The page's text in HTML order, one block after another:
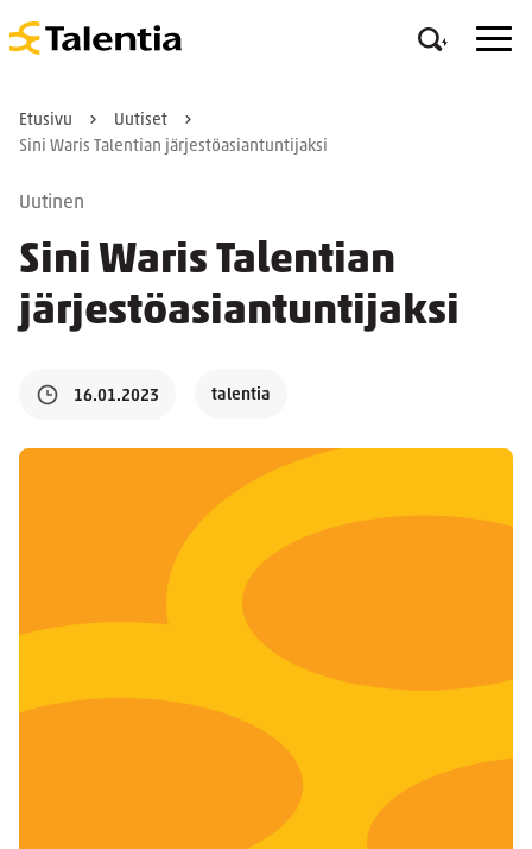
Etusivu
Uutiset
Sini Waris Talentian järjestöasiantuntijaksi
Uutinen
Sini Waris Talentian
järjestöasiantuntijaksi
16.01.2023 talentia